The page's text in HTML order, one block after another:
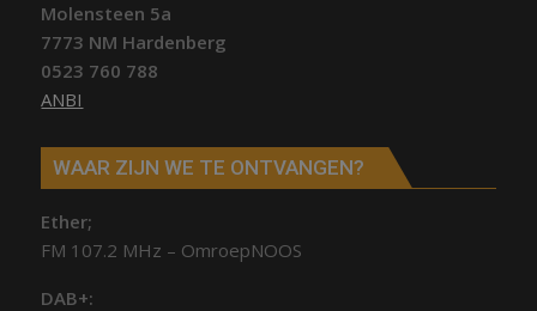
Molensteen 5a
7773 NM Hardenberg
0523 760 788
ANBI
WAAR ZIJN WE TE ONTVANGEN?
Ether;
FM 107.2 MHz – OmroepNOOS
DAB+: